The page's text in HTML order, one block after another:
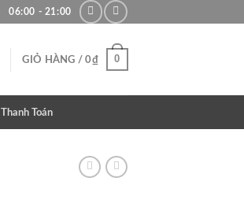
06:00 - 21:00
GIỎ HÀNG /0₫ 0
Thanh Toán